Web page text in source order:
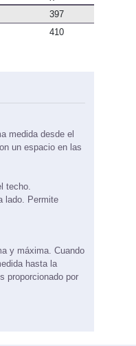
397
410
medida desde el
un espacio en las
techo.
lado. Permite
y máxima. Cuando
hasta la
proporcionado por